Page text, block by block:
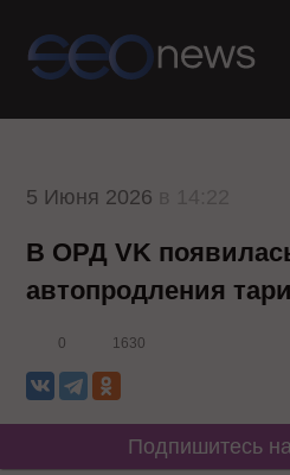
5 Июня 2026
В ОРД VK
автопродления
0 1630
Подпишитесь